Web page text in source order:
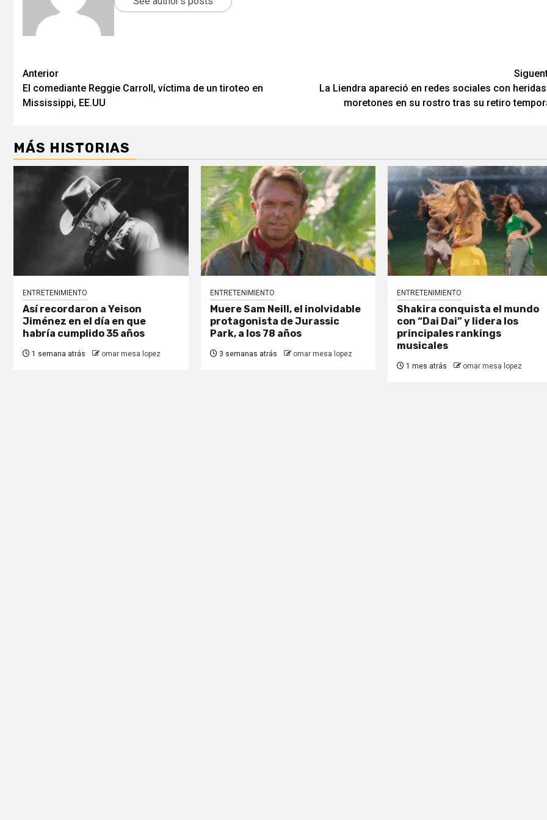
Post
navigation
Anterior
El comediante Reggie Carroll, víctima de un tiroteo en
Mississippi, EE.UU
La Liendra apareció en redes sociales con
moretones en su rostro tras su retiro
MÁS HISTORIAS
ENTRETENIMIENTO
Así recordaron a Yeison
Jiménez en el día en que
habría cumplido 35 años
1 semana atrás omar mesa lopez
ENTRETENIMIENTO
Muere Sam Neill, el inolvidable
protagonista de Jurassic
Park, a los 78 años
3 semanas atrás omar mesa lopez
ENTRETENIMIENTO
Shakira conquista el mundo
con “Dai Dai” y lidera los
principales rankings
musicales
1 mes atrás omar mesa lopez